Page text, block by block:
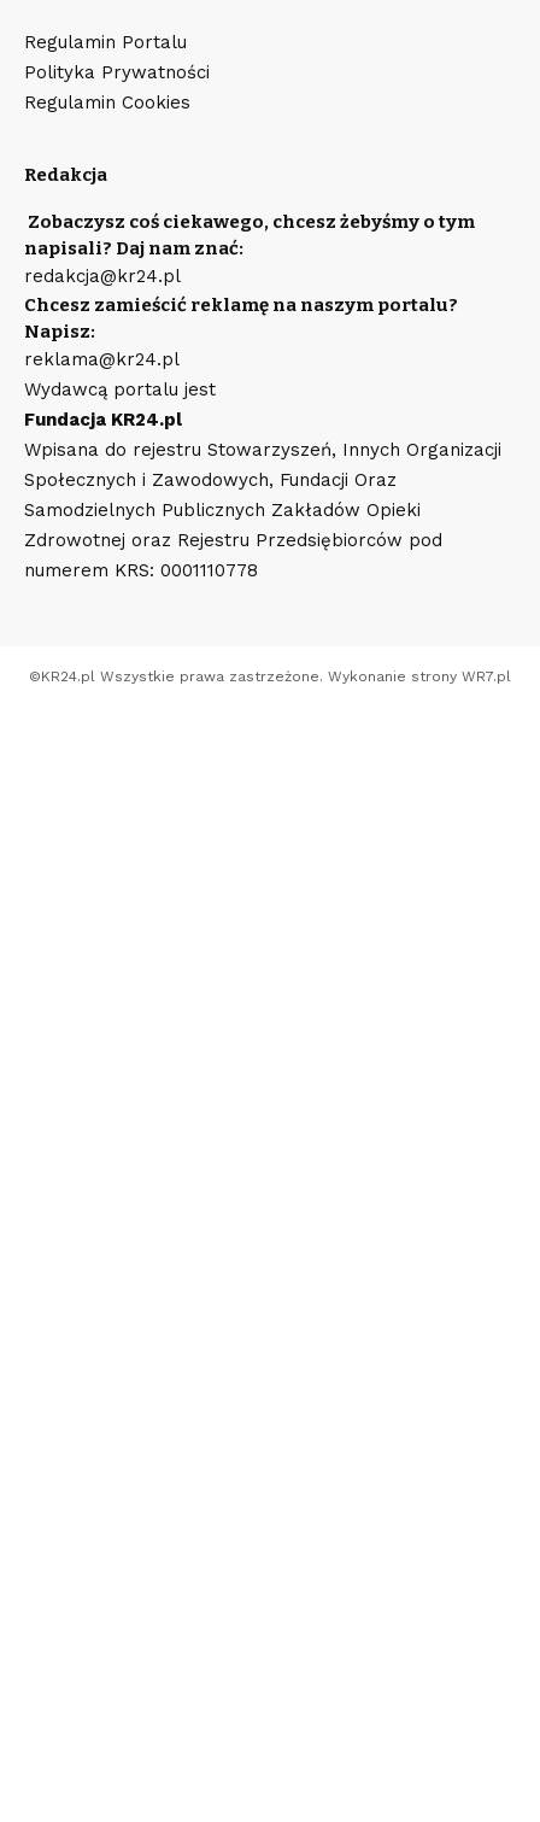
Regulamin Portalu
Polityka Prywatności
Regulamin Cookies
Redakcja
Zobaczysz coś ciekawego, chcesz żebyśmy o tym
napisali? Daj nam znać:
redakcja@kr24.pl
Chcesz zamieścić reklamę na naszym portalu?
Napisz:
reklama@kr24.pl
Wydawcą portalu jest
Fundacja KR24.pl
Wpisana do rejestru Stowarzyszeń, Innych Organizacji
Społecznych i Zawodowych, Fundacji Oraz
Samodzielnych Publicznych Zakładów Opieki
Zdrowotnej oraz Rejestru Przedsiębiorców pod
numerem KRS: 0001110778
©KR24.pl Wszystkie prawa zastrzeżone. Wykonanie strony WR7.pl